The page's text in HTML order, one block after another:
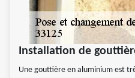
Installation de
Une gouttière en aluminium est